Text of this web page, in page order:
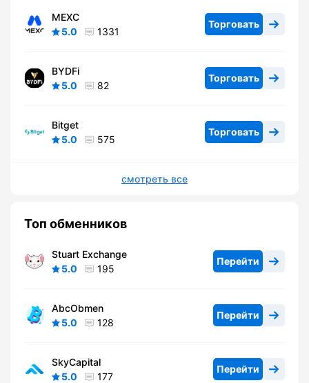
MEXC
5.0
1331
Торговать
BYDFi
5.0
82
Торговать
Bitget
5.0
575
Торговать
смотреть все
Топ обменников
Stuart Exchange
5.0
195
Перейти
AbcObmen
5.0
128
Перейти
SkyCapital
5.0
177
Перейти